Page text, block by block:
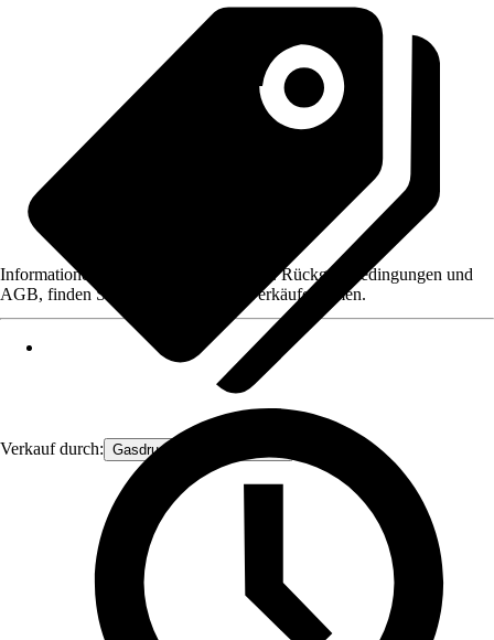
Verkauf durch: Gasdruckfeder Großhandel
Informationen des Verkäufers, wie z. B. Rückgabebedingungen und
AGB, finden Sie bei Klick auf den Verkäufernamen.